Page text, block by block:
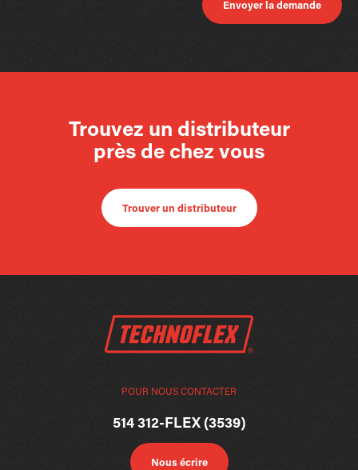
Envoyer la demande
Trouvez un distributeur
près de chez vous
Trouver un distributeur
POUR NOUS CONTACTER
514 312-FLEX (3539)
Nous écrire